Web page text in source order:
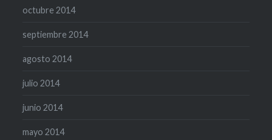
octubre 2014
septiembre 2014
agosto 2014
julio 2014
junio 2014
mayo 2014